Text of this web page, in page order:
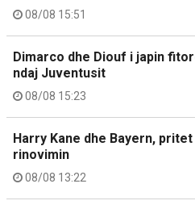
08/08 15:51
Dimarco dhe Diouf i japin
ndaj Juventusit
08/08 15:23
Harry Kane dhe Bayern,
rinovimin
08/08 13:22